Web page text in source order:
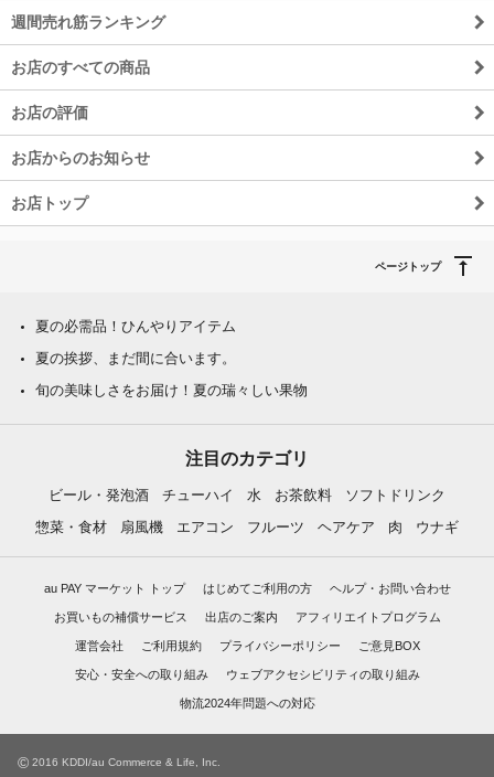
週間売れ筋ランキング
お店のすべての商品
お店の評価
お店からのお知らせ
お店トップ
ページトップ
夏の必需品！ひんやりアイテム
夏の挨拶、まだ間に合います。
旬の美味しさをお届け！夏の瑞々しい果物
注目のカテゴリ
ビール・発泡酒 チューハイ 水 お茶飲料
ソフトドリンク
惣菜・食材
扇風機 エアコン フルーツ ヘアケア 肉 ウナギ
au PAY マーケット トップ はじめてご利用の方 ヘルプ・お問い合わせ
お買いもの補償サービス 出店のご案内 アフィリエイトプログラム
運営会社 ご利用規約 プライバシーポリシー ご意見BOX
安心・安全への取り組み ウェブアクセシビリティの取り組み
物流2024年問題への対応
© 2016 KDDI/au Commerce & Life, Inc.